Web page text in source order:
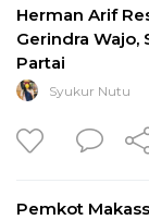
Herman Arif
Gerindra Wajo,
Partai
Syukur Nutu
Pemkot